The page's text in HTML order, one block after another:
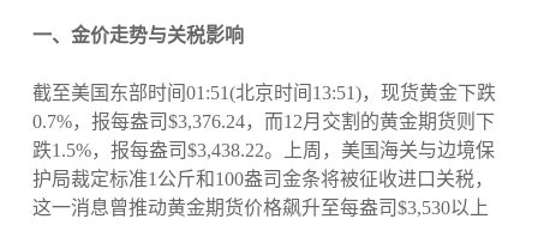
一、金价走势与关税影响
截至美国东部时间01:51(北京时间13:51)，现货黄金下跌
0.7%，报每盎司$3,376.24，而12月交割的黄金期货则下
跌1.5%，报每盎司$3,438.22。上周，美国海关与边境保
护局裁定标准1公斤和100盎司金条将被征收进口关税，
这一消息曾推动黄金期货价格飙升至每盎司$3,530以上